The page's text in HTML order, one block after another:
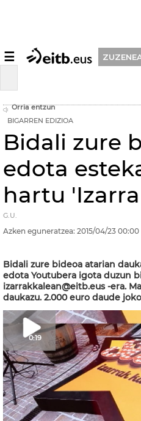
☰
Orria entzun
BIGARREN EDIZIOA
Bidali zure
edota
hartu
G.U.
Azken eguneratzea: 2015/04/23 00:00
Bidali zure bideoa atarian
edota Youtubera igota duzun
izarrakkalean@eitb.eus -era.
daukazu. 2.000 euro daude
0:19